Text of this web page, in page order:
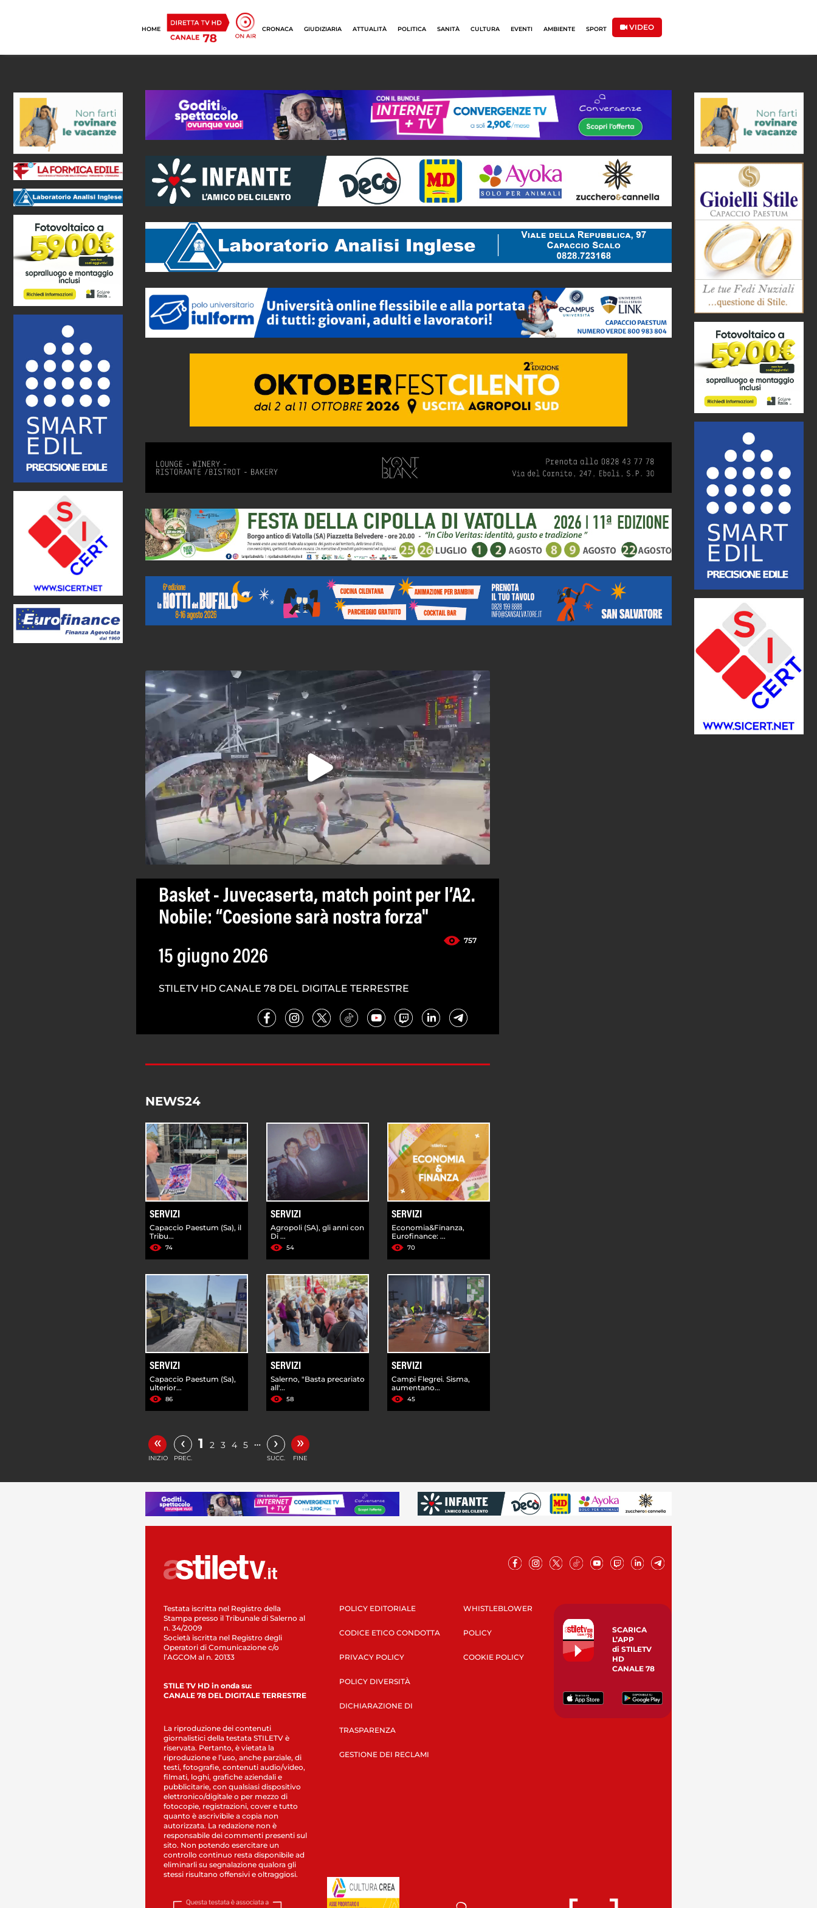
HOME CRONACA GIUDIZIARIA ATTUALITÀ POLITICA SANITÀ CULTURA EVENTI AMBIENTE SPORT VIDEO
Basket - Juvecaserta, match point per l’A2.
Nobile: “Coesione sarà nostra forza"
757
15 giugno 2026
STILETV HD CANALE 78 DEL DIGITALE TERRESTRE
NEWS24
SERVIZI
Capaccio Paestum (Sa), il
Tribu...
74
SERVIZI
Agropoli (SA), gli anni con
Di ...
54
SERVIZI
Economia&Finanza,
Eurofinance: ...
70
SERVIZI
Capaccio Paestum (Sa),
ulterior...
86
SERVIZI
Salerno, "Basta precariato
all'...
58
SERVIZI
Campi Flegrei. Sisma,
aumentano...
45
«
INIZIO
‹
PREC.
1 2 3 4 5 … ›
SUCC.
»
FINE
Testata iscritta nel Registro della
Stampa presso il Tribunale di Salerno al
n. 34/2009
Società iscritta nel Registro degli
Operatori di Comunicazione c/o
l’AGCOM al n. 20133
STILE TV HD in onda su:
CANALE 78 DEL DIGITALE TERRESTRE
La riproduzione dei contenuti
giornalistici della testata STILETV è
riservata. Pertanto, è vietata la
riproduzione e l’uso, anche parziale, di
testi, fotografie, contenuti audio/video,
filmati, loghi, grafiche aziendali e
pubblicitarie, con qualsiasi dispositivo
elettronico/digitale o per mezzo di
fotocopie, registrazioni, cover e tutto
quanto è ascrivibile a copia non
autorizzata. La redazione non è
responsabile dei commenti presenti sul
sito. Non potendo esercitare un
controllo continuo resta disponibile ad
eliminarli su segnalazione qualora gli
stessi risultano offensivi e oltraggiosi.
POLICY EDITORIALE
CODICE ETICO CONDOTTA
PRIVACY POLICY
POLICY DIVERSITÀ
DICHIARAZIONE DI
TRASPARENZA
GESTIONE DEI RECLAMI
WHISTLEBLOWER
POLICY
COOKIE POLICY
SCARICA
L’APP
di STILETV
HD
CANALE 78